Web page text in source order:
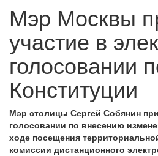
Мэр Москвы
участие в
голосовании
Конституции
Мэр столицы Сергей Собянин
голосовании по внесению
ходе посещения
комиссии дистанционного